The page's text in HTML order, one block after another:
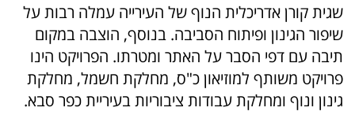
שגית קורן אדריכלית הנוף של העירייה עמלה רבות על
שיפור הגינון ופיתוח הסביבה. בנוסף, הוצבה במקום
תיבה עם דפי הסבר על האתר ומטרתו. הפרויקט הינו
פרויקט משותף למוזיאון כ"ס, מחלקת חשמל, מחלקת
גינון ונוף ומחלקת עבודות ציבוריות בעיריית כפר סבא.